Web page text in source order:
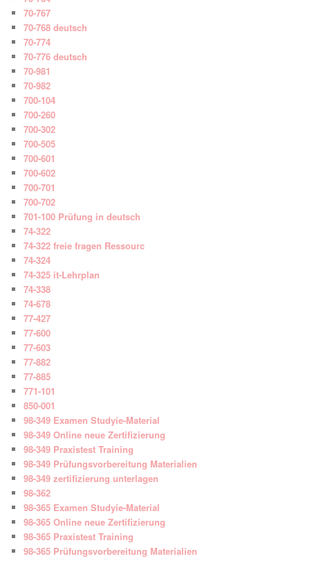
70-767
70-768 deutsch
70-774
70-776 deutsch
70-981
70-982
700-104
700-260
700-302
700-505
700-601
700-602
700-701
700-702
701-100 Prüfung in deutsch
74-322
74-322 freie fragen Ressourc
74-324
74-325 it-Lehrplan
74-338
74-678
77-427
77-600
77-603
77-882
77-885
771-101
850-001
98-349 Examen Studyie-Material
98-349 Online neue Zertifizierung
98-349 Praxistest Training
98-349 Prüfungsvorbereitung Materialien
98-349 zertifizierung unterlagen
98-362
98-365 Examen Studyie-Material
98-365 Online neue Zertifizierung
98-365 Praxistest Training
98-365 Prüfungsvorbereitung Materialien